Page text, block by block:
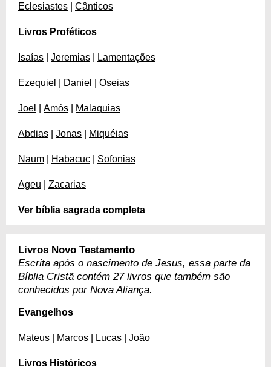
Eclesiastes Cânticos
Livros Proféticos
Isaías Jeremias Lamentações
Ezequiel Daniel Oseias
Joel Amós Malaquias
Abdias Jonas Miquéias
Naum Habacuc Sofonias
Ageu Zacarias
Ver bíblia sagrada completa
Livros Novo Testamento
Escrita após o nascimento de Jesus, essa parte da
Bíblia Cristã contém 27 livros que também são
conhecidos por Nova Aliança.
Evangelhos
Mateus Marcos Lucas João
Livros Históricos